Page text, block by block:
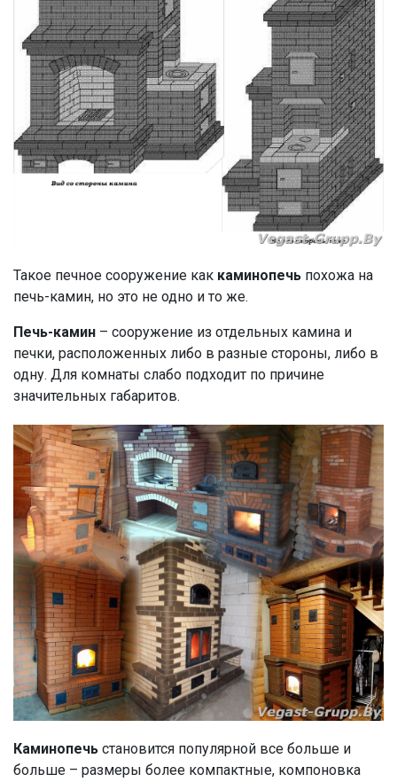
Такое печное сооружение как каминопечь похожа на
печь-камин, но это не одно и то же.
Печь-камин – сооружение из отдельных камина и
печки, расположенных либо в разные стороны, либо в
одну. Для комнаты слабо подходит по причине
значительных габаритов.
Каминопечь становится популярной все больше и
больше – размеры более компактные, компоновка